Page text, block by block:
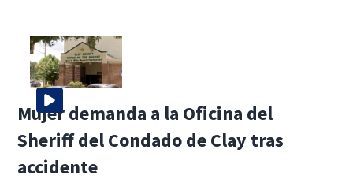
Mujer demanda a la Oficina del
Sheriff del Condado de Clay tras
accidente